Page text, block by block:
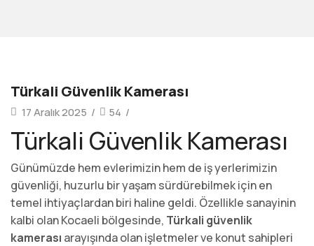
Türkali Güvenlik Kamerası
17 Aralık 2025 / 54 /
Türkali Güvenlik Kamerası
Günümüzde hem evlerimizin hem de iş yerlerimizin
güvenliği, huzurlu bir yaşam sürdürebilmek için en
temel ihtiyaçlardan biri haline geldi. Özellikle sanayinin
kalbi olan Kocaeli bölgesinde, Türkali güvenlik
kamerası arayışında olan işletmeler ve konut sahipleri